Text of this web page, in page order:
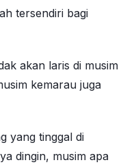
tersendiri bagi
akan laris di musim
kemarau juga
yang tinggal di
dingin, musim apa